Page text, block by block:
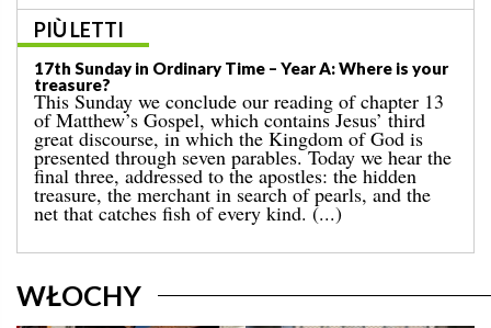
PIÙ LETTI
19th Sunday in Ordinary Time – Year A: “Command me
to come towards you!”
Last Sunday’s Gospel told us about the miracle of
the multiplication of the loaves for a great crowd in a
deserted place, which ended with the gathering of
twelve baskets full of leftovers. That event is
followed by today’s well-known episode, in which
Jesus walks on the sea. [...]
WŁOCHY